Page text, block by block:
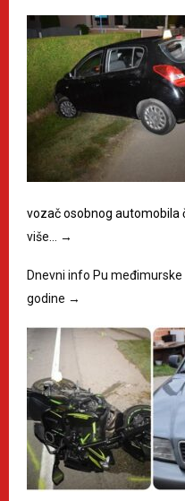
vozač osobnog automobila
više… →
Dnevni info Pu
godine →